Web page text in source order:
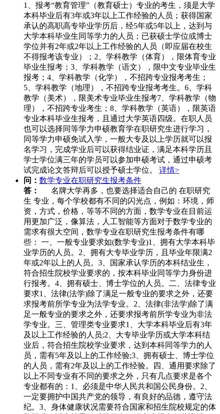
1、报考“教育管理”（教育硕士）专业的考生，须是大学
本科毕业后有3年或3年以上工作经验的人员；获得国家
承认的高职高专毕业学历后，经5年或5年以上，达到与
大学本科毕业生同等学力的人员；已获硕士学位或博士
学位并有2年或2年以上工作经验的人员（即应届在校生
不得报考该专业）；2、学科教学（体育），限体育专业
毕业生报考；3、学科教学（语文），限中文专业毕业生
报考；4、学科教学（化学），不招跨专业报考考生；
5、学科教学（地理），不招跨专业报考考生。6、学科
教学（美术），限美术专业毕业生报考7、学科教学（物
理），不招跨专业考生；8、学科教学（英语），限英语
专业本科毕业生报考，且通过大学英语四级。在职人员
也可以选择同等学力申硕教育学在职研究生进行学习，
同等学力申硕免试入学，一般大专及以上学历就可以报
名学习，完成学业后可以获得结业证，满足本科学历且
学士学位满三年的学员可以参加申硕考试，通过申硕考
试完成论文答辩后可以授予硕士学位。 详情>
问： 数学专业在职研究生报考条件
答：
名牌大学再多，也要选择适合自己的 在职研究
生 专业，每个学校都有不同的闪光点，例如：环境，师
资，方式，价格，等等不同的方面，数学专业在目前运
用更加广泛，像算法，人工智能等方面对于数学专业的
需求有很大空间，数学专业在职研究生报考条件有哪
些： 一、一般专业要求如(数学专业)1、拥有大学本科毕
业学历的人员。2、拥有大专毕业学历，且毕业年限满2
年或2年以上的人员。3、国家承认学历的本科结业生，
符合招生院校学业要求的，按本科毕业同等学力身份进
行报考。4、拥有硕士、博士学位的人员。二、法律专业
要求1、法律(法学)除了满足一般专业的要求之外，还要
求报考前所学专业为法学专业。2、法律(非法学)除了满
足一般专业的要求之外，还要求报考前所学专业为非法
学专业。三、管理类专业要求1、大学本科毕业后有3年
及以上工作经验的人员;2、大专毕业学历或大学本科结
业后，符合招生院校学业要求，达到本科同等学力的人
员，需有5年及以上的工作经验;3、拥有硕士、博士学位
的人员，需有2年及以上的工作经验。四、通用要求除了
以上不同专业有不同的要求之外，只有几点要求是各个
专业都有的：1、必须是中华人民共和国公民身份。2、
一定要拥护中国共产党的领导，有良好的品德，遵守法
纪。3、身体健康状况需要符合国家和招生院校规定的体